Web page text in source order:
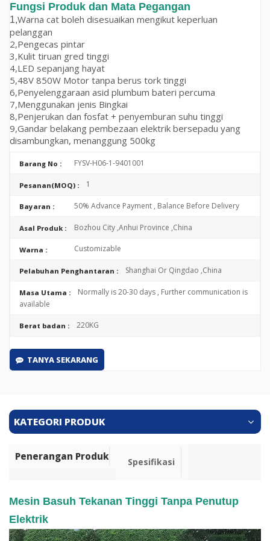
Fungsi Produk dan Mata Pegangan
1,Warna cat boleh disesuaikan mengikut keperluan
pelanggan
2,Pengecas pintar
3,Kulit tiruan gred tinggi
4,LED sepanjang hayat
5,48V 850W Motor tanpa berus tork tinggi
6,Penyelenggaraan asid plumbum bateri percuma
7,Menggunakan jenis Bingkai
8,Penjerukan dan fosfat + penyemburan suhu tinggi
9,Gandar belakang pembezaan elektrik bersepadu yang
disambungkan, menanggung 500kg
Barang No : FYSV-H06-1-9401001
Pesanan(MOQ) : 1
Bayaran : 50% Advance Payment , Balance Before Delivery
Asal Produk : Bozhou City ,Anhui Province ,China
Warna : Customizable
Pelabuhan Penghantaran : Shanghai Or Qingdao ,China
Masa Utama :
Normally is 20-30 days , Further communication is
available
Berat badan : 220KG
TANYA SEKARANG
KATEGORI PRODUK
Penerangan Produk Spesifikasi
Mesin Basuh Tekanan Tinggi Tanpa Penutup
Elektrik